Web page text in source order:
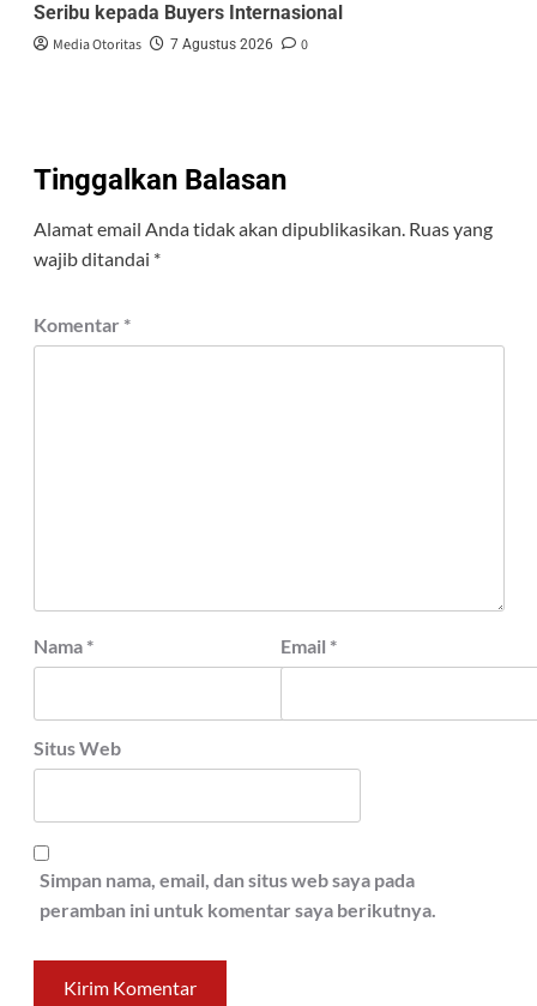
Seribu kepada Buyers Internasional
Media Otoritas 7 Agustus 2026 0
Tinggalkan Balasan
Alamat email Anda tidak akan dipublikasikan. Ruas yang
wajib ditandai *
Komentar *
Nama * Email *
Situs Web
Simpan nama, email, dan situs web saya pada
peramban ini untuk komentar saya berikutnya.